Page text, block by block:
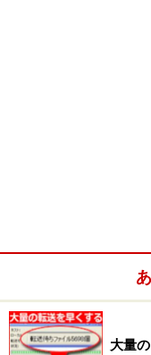
大量